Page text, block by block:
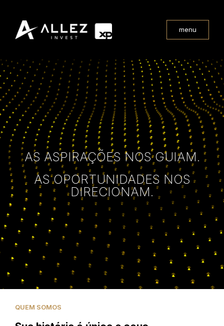
menu
AS ASPIRAÇÕES NOS GUIAM.
AS OPORTUNIDADES NOS
DIRECIONAM.
QUEM SOMOS